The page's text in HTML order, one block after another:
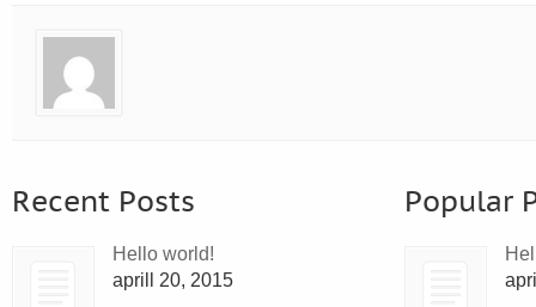
Recent Posts
Hello world!
aprill 20, 2015
Popular